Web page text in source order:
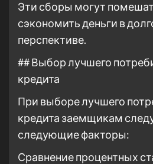
Эти сборы могут
сэкономить деньги в
перспективе.
## Выбор лучшего
кредита
При выборе лучшего
кредита заемщикам
следующие факторы:
Сравнение процентных